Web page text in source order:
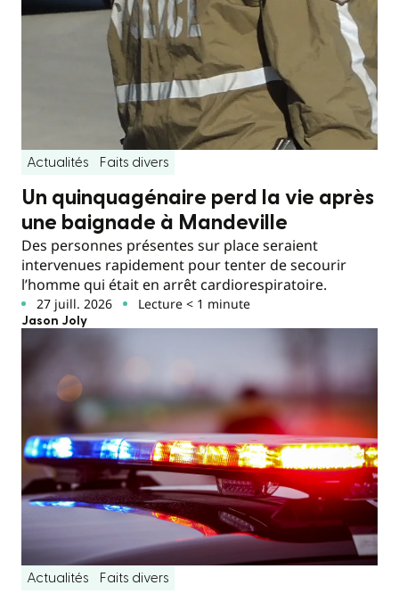
Actualités Faits divers
Un quinquagénaire perd la vie après
une baignade à Mandeville
Des personnes présentes sur place seraient
intervenues rapidement pour tenter de secourir
l’homme qui était en arrêt cardiorespiratoire.
27 juill. 2026 Lecture < 1 minute
Jason Joly
Actualités Faits divers